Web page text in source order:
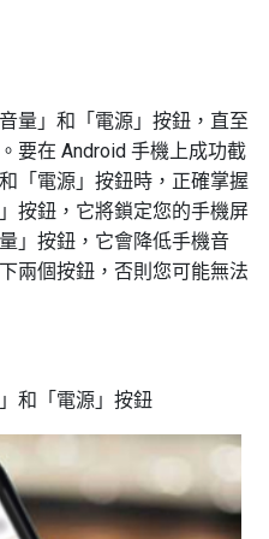
量」和「電源」按鈕，直至
要在 Android 手機上成功截
「電源」按鈕時，正確掌握
按鈕，它將鎖定您的手機屏
」按鈕，它會降低手機音
兩個按鈕，否則您可能無法
和「電源」按鈕